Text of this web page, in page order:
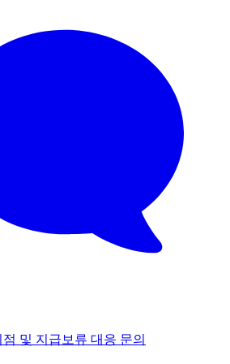
및 지급보류 대응 문의